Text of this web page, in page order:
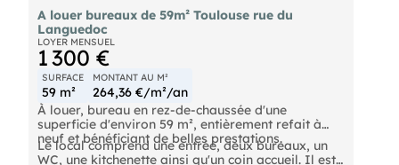
accessibles et offrant un environnement de travail
confortable.
- Loyer mensuel : 1 690 € HT/HC
- Provision sur charges : 516 €/mois (comprenant
le chauffage, la climatisation, l'entretien des
parties communes et la taxe foncière)
- Dépôt de garantie : 2 mois HC
- Type de bail : Bail commercial ou bail
professionnel. Rédaction charge preneur Pour tout
renseignement complémentaire ou organiser une
visite, contactez-nous.
A louer bureaux de 59m² Toulouse rue du
Languedoc
LOYER MENSUEL
1 300 €
SURFACE
59 m²
MONTANT AU M²
264,36 €/m²/an
À louer, bureau en rez-de-chaussée d'une
superficie d'environ 59 m², entièrement refait à
neuf et bénéficiant de belles prestations.
Le local comprend une entrée, deux bureaux, un
WC, une kitchenette ainsi qu'un coin accueil. Il est